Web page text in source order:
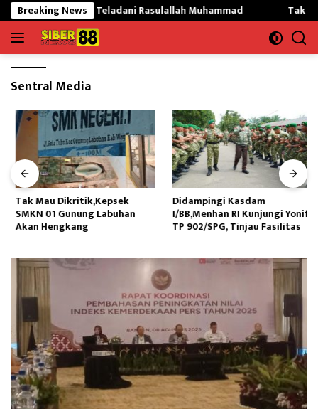
Langsung
ke
konten
Breaking NewsTeladani Rasulallah Muhammad Tak Mau
Sentral Media
Tak Mau Dikritik,Kepsek
SMKN 01 Gunung Labuhan
Akan Hengkang
Didampingi Kasdam
I/BB,Menhan RI Kunjungi Yonif
TP 902/SPG, Tinjau Fasilitas